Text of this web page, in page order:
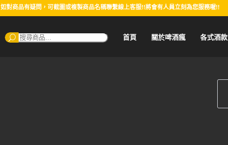
如對商品有疑問，可截圖或複製商品名稱聯繫線上客服!!將會有人員立刻為您服務喔!!
搜
尋：
首頁 關於啤酒瘋 各式酒款